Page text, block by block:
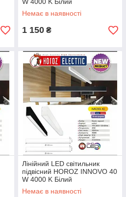
Немає в наявності
1 150 ₴
Лінійний LED світильник
підвісний HOROZ INNOVO 40
W 4000 K Білий
Немає в наявності